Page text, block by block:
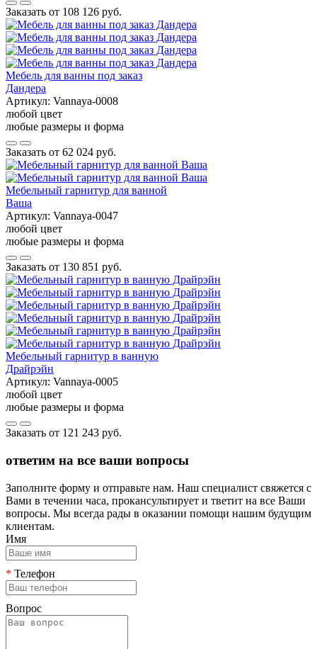
Заказать от 108 126 руб.
Мебель для ванны под заказ
Дандера
Артикул: Vannaya-0008
любой цвет
любые размеры и форма
Заказать от 62 024 руб.
Мебельный гарнитур для ванной
Ваша
Артикул: Vannaya-0047
любой цвет
любые размеры и форма
Заказать от 130 851 руб.
Мебельный гарнитур в ванную
Драйрэйн
Артикул: Vannaya-0005
любой цвет
любые размеры и форма
Заказать от 121 243 руб.
ответим на все ваши вопросы
Заполните форму и отправьте нам. Наш специалист свяжется с
Вами в течении часа, прокансультирует и тветит на все Ваши
вопросы. Мы всегда рады в оказании помощи нашим будущим
клиентам.
Имя
* Телефон
Вопрос